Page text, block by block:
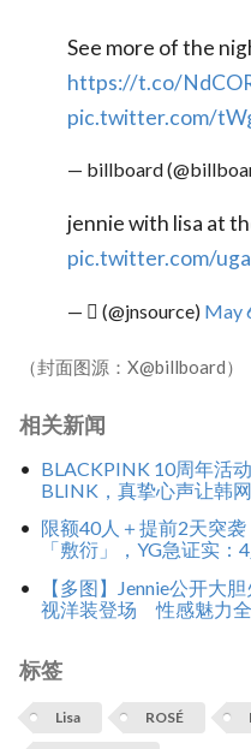
See more of the
https://t.co/
pic.twitter.com/
— billboard
jennie with lisa at
pic.twitter.com/
— ‏ْ (@jnsource) May
（封面图源：X@billboard）
相关新闻
BLACKPINK 10周年活
BLINK，真挚心声让韩
限额40人＋提前2天突
「敷衍」，YG急证实
【多图】Jennie公开大
视洋装登场 性感魅力
标签
Lisa ROSÉ